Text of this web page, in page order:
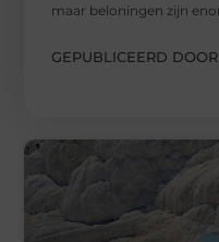
maar beloningen zijn
GEPUBLICEERD